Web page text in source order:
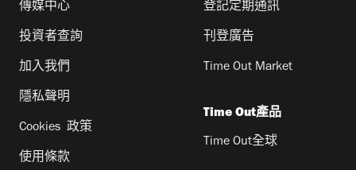
傳媒中心
投資者查詢
加入我們
隱私聲明
Cookies 政策
使用條款
登記定期通訊
刊登廣告
Time Out Market
Time Out產品
Time Out全球